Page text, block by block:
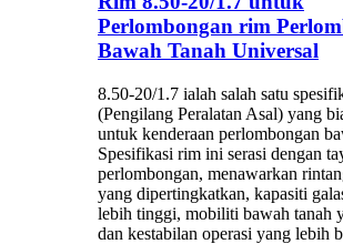
Perlombongan rim
Bawah Tanah Universal
8.50-20/1.7 ialah salah satu
(Pengilang Peralatan Asal) yang
untuk kenderaan perlombongan
Spesifikasi rim ini serasi dengan
perlombongan, menawarkan
yang dipertingkatkan, kapasiti
lebih tinggi, mobiliti bawah tanah
dan kestabilan operasi yang lebih